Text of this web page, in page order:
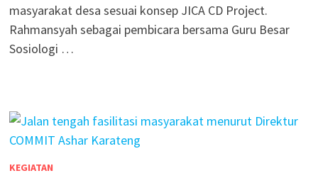
masyarakat desa sesuai konsep JICA CD Project.
Rahmansyah sebagai pembicara bersama Guru Besar
Sosiologi …
KEGIATAN